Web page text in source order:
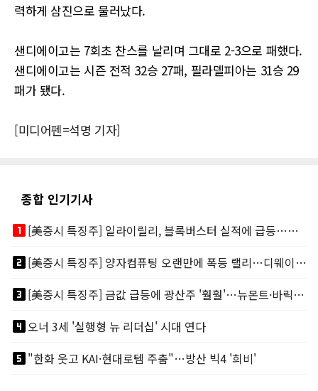
력하게 삼진으로 물러났다.
샌디에이고는 7회초 찬스를 날리며 그대로 2-3으로 패했다.
샌디에이고는 시즌 전적 32승 27패, 필라델피아는 31승 29
패가 됐다.
[미디어펜=석명 기자]
종합 인기기사
looks_one
[美증시 특징주] 일라이릴리, 블록버스터 실적에 급등…마운자로 매출 폭발
looks_two
[美증시 특징주] 양자컴퓨팅 오랜만에 폭등 랠리…디웨이브·아이온큐 주도
looks_3
[美증시 특징주] 금값 급등에 광산주 '훨훨'…뉴몬트·바릭마이닝 주도
looks_4오너 3세 '실행형 뉴 리더십' 시대 연다
looks_5"한화 웃고 KAI·현대로템 주춤"…방산 빅4 '희비'